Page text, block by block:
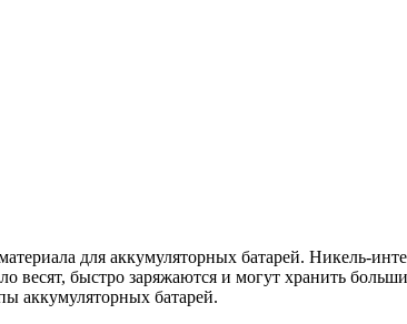
для аккумуляторных батарей. Никель-
быстро заряжаются и могут хранить
аккумуляторных батарей.